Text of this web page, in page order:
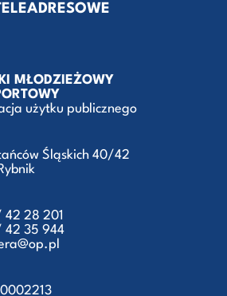
MŁODZIEŻOWY
użytku publicznego
Śląskich 40/42
28 201
35 944